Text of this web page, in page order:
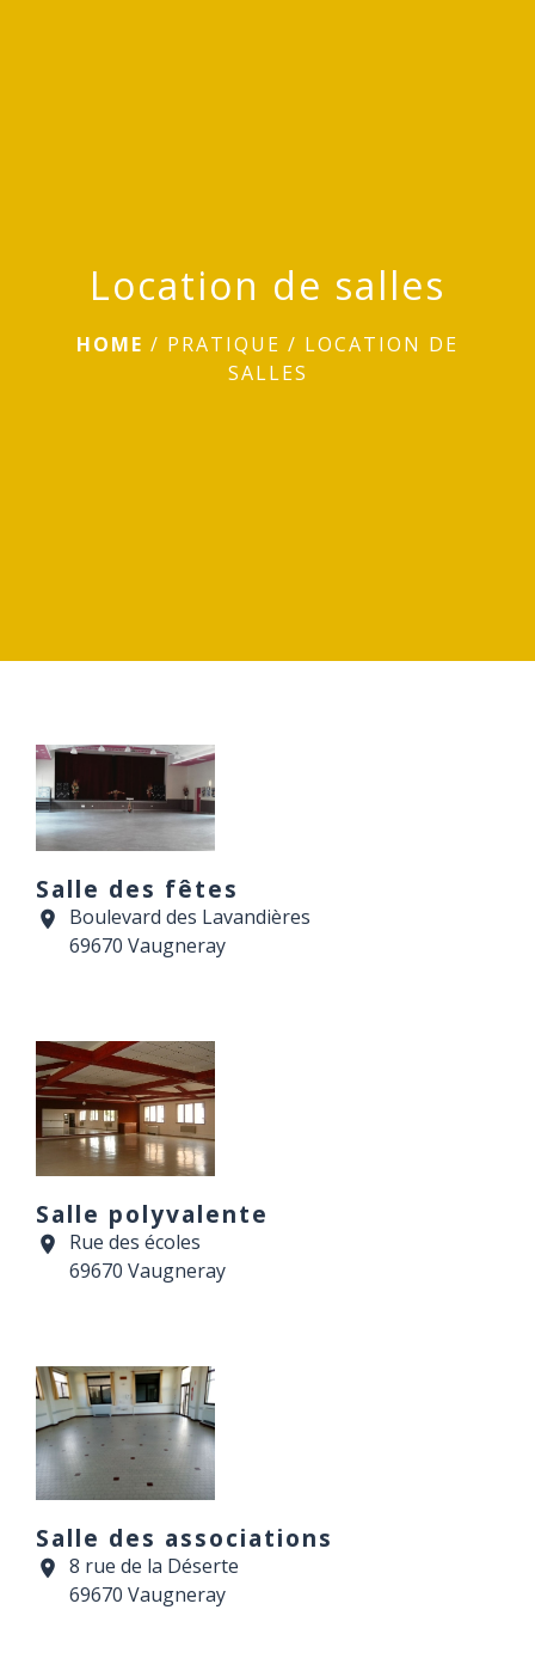
Location de salles
HOME / PRATIQUE / LOCATION DE
SALLES
Salle des fêtes
location_on
Boulevard des Lavandières
69670 Vaugneray
Salle polyvalente
location_on
Rue des écoles
69670 Vaugneray
Salle des associations
location_on 8 rue de la Déserte
69670 Vaugneray